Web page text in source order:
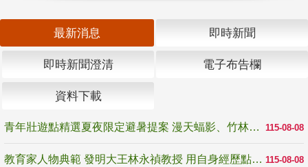
最新消息 即時新聞
即時新聞澄清 電子布告欄
資料下載
115-08-08
青年壯遊點精選夏夜限定避暑提案 漫天蝠影、竹林尋蛙、茶香夜觀 邀青年暮色出發
115-08-08
教育家人物典範 發明大王林永禎教授 用自身經歷點亮學生的路